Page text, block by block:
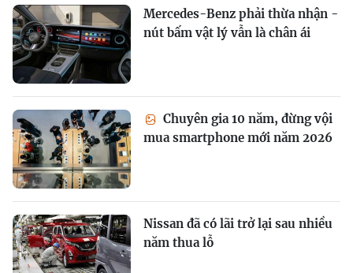
Mercedes-Benz phải thừa nhận -
nút bấm vật lý vẫn là chân ái
Chuyên gia 10 năm, đừng vội
mua smartphone mới năm 2026
Nissan đã có lãi trở lại sau nhiều
năm thua lỗ